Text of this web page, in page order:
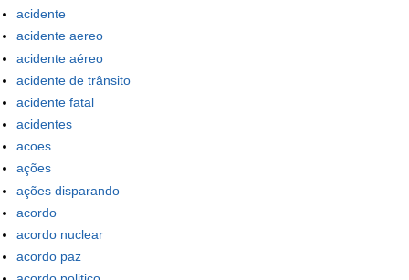
acidente
acidente aereo
acidente aéreo
acidente de trânsito
acidente fatal
acidentes
acoes
ações
ações disparando
acordo
acordo nuclear
acordo paz